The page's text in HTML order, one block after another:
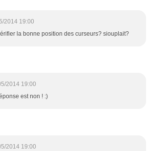
2014 19:00
la bonne position des curseurs? siouplait?
2014 19:00
est non ! :)
2014 19:00